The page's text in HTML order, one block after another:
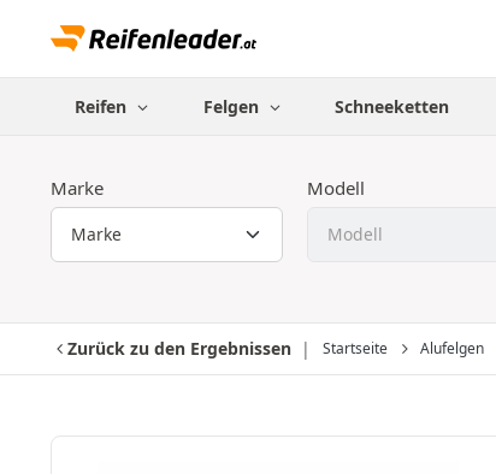
Reifen Felgen Schneeketten
Marke Modell
Zurück zu den Ergebnissen Startseite Alufelgen